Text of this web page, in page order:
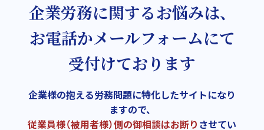
企業労務に関するお悩みは、
お電話かメールフォームにて
受付けております
企業様の抱える労務問題に特化したサイトになり
ますので、
従業員様（被用者様）側の御相談はお断り させてい